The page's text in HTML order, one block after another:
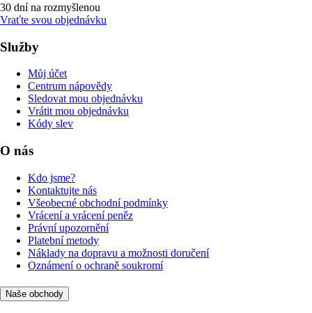
30 dní na rozmyšlenou
Vraťte svou objednávku
Služby
Můj účet
Centrum nápovědy
Sledovat mou objednávku
Vrátit mou objednávku
Kódy slev
O nás
Kdo jsme?
Kontaktujte nás
Všeobecné obchodní podmínky
Vrácení a vrácení peněz
Právní upozornění
Platební metody
Náklady na dopravu a možnosti doručení
Oznámení o ochraně soukromí
Naše obchody